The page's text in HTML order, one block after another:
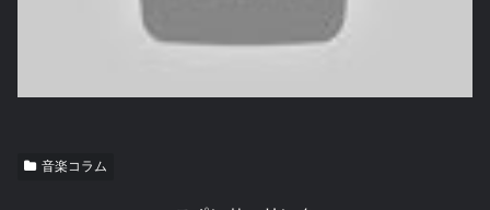
音楽コラム